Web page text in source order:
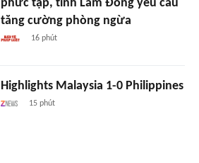
phức tạp, tỉnh Lâm Đồng yêu cầu
tăng cường phòng ngừa
16 phút
Highlights Malaysia 1-0 Philippines
15 phút